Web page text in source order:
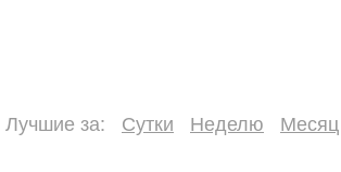
Лучшие за: Сутки Неделю Месяц